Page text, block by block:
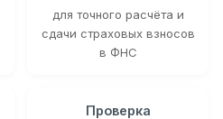
для точного расчёта и
сдачи страховых взносов
в ФНС
Проверка